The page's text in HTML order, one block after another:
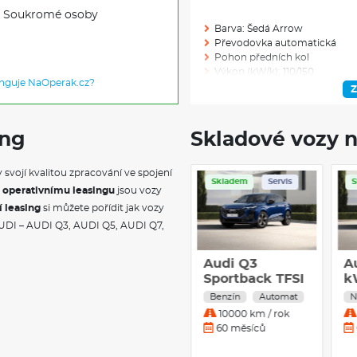
Soukromé osoby
NaOperak.cz?
Barva: Šedá Arrow
Převodovka automatická
Pohon předních kol
Výkon (kW/k): 110/150
Ve výrobě: 0
VÝBAVA NAD
Interiér S line se
Balíček obsahuje následující
panel sedadla a opěrky hlavy
vnitřní strana bočnic sedadla
barvě; s kontrastním
předními sedadly), Emblém
prvky čalouněné látkou a
dveřích z látky Impressum a
kvalitou zpracování ve spojení
operativnímu leasingu jsou vozy
leasing si můžete pořídit jak vozy
– AUDI Q3, AUDI Q5, AUDI Q7,
Skladové vozy
Skladem Servis
Audi Q3 1.5 TFSI
110 kW Benzín
Automatická
převodovka
Benzín Automat
25000 km / rok
36 měsíců